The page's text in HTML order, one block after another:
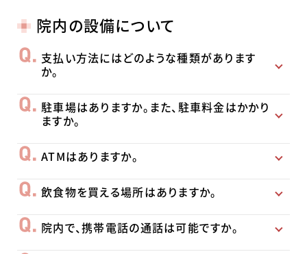
院内の設備について
支払い方法にはどのような種類があります
か。
駐車場はありますか。また、駐車料金はかかり
ますか。
ATMはありますか。
飲食物を買える場所はありますか。
院内で、携帯電話の通話は可能ですか。